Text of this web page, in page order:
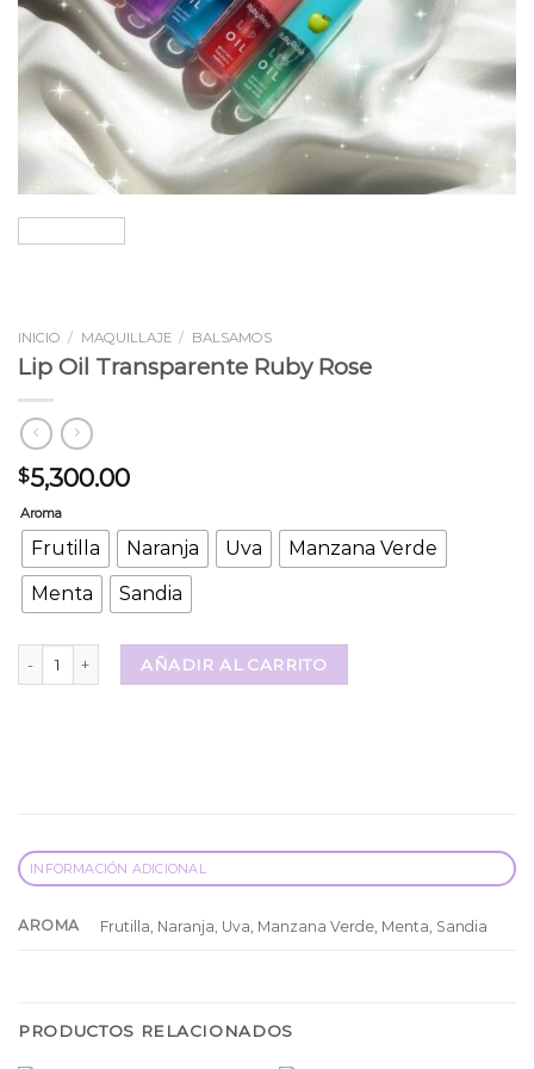
INICIO / MAQUILLAJE / BALSAMOS
Lip Oil Transparente Ruby Rose
$5,300.00
Aroma
Frutilla Naranja Uva
Manzana Verde
Menta
Sandia
Lip Oil Transparente Ruby Rose cantidad
AÑADIR AL CARRITO
INFORMACIÓN ADICIONAL
AROMA Frutilla, Naranja, Uva, Manzana Verde, Menta, Sandia
PRODUCTOS RELACIONADOS